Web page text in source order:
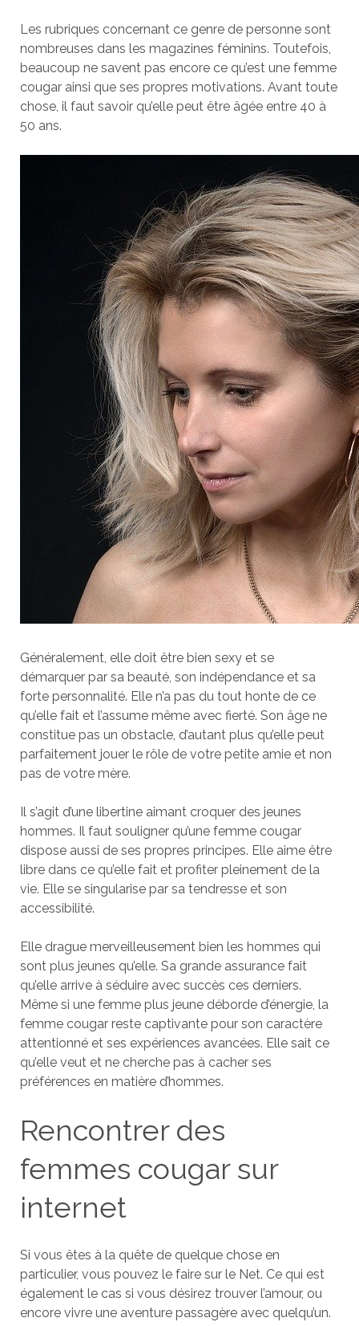
Les rubriques concernant ce genre de personne sont
nombreuses dans les magazines féminins. Toutefois,
beaucoup ne savent pas encore ce qu’est une femme
cougar ainsi que ses propres motivations. Avant toute
chose, il faut savoir qu’elle peut être âgée entre 40 à
50 ans.
Généralement, elle doit être bien sexy et se
démarquer par sa beauté, son indépendance et sa
forte personnalité. Elle n’a pas du tout honte de ce
qu’elle fait et l’assume même avec fierté. Son âge ne
constitue pas un obstacle, d’autant plus qu’elle peut
parfaitement jouer le rôle de votre petite amie et non
pas de votre mère.
Il s’agit d’une libertine aimant croquer des jeunes
hommes. Il faut souligner qu’une femme cougar
dispose aussi de ses propres principes. Elle aime être
libre dans ce qu’elle fait et profiter pleinement de la
vie. Elle se singularise par sa tendresse et son
accessibilité.
Elle drague merveilleusement bien les hommes qui
sont plus jeunes qu’elle. Sa grande assurance fait
qu’elle arrive à séduire avec succès ces derniers.
Même si une femme plus jeune déborde d’énergie, la
femme cougar reste captivante pour son caractère
attentionné et ses expériences avancées. Elle sait ce
qu’elle veut et ne cherche pas à cacher ses
préférences en matière d’hommes.
Rencontrer des
femmes cougar sur
internet
Si vous êtes à la quête de quelque chose en
particulier, vous pouvez le faire sur le Net. Ce qui est
également le cas si vous désirez trouver l’amour, ou
encore vivre une aventure passagère avec quelqu’un.